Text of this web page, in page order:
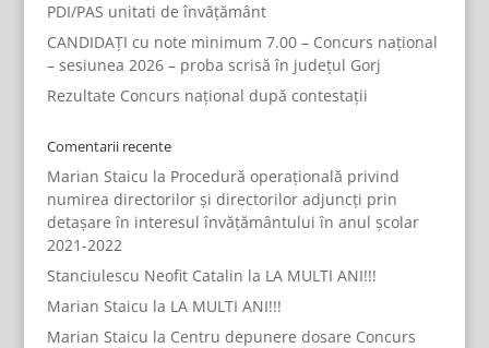
PDI/PAS unitati de învățământ
CANDIDAȚI cu note minimum 7.00 – Concurs național
– sesiunea 2026 – proba scrisă în județul Gorj
Rezultate Concurs național după contestații
Comentarii recente
Marian Staicu la Procedură operațională privind
numirea directorilor și directorilor adjuncți prin
detașare în interesul învățământului în anul școlar
2021-2022
Stanciulescu Neofit Catalin la LA MULTI ANI!!!
Marian Staicu la LA MULTI ANI!!!
Marian Staicu la Centru depunere dosare Concurs